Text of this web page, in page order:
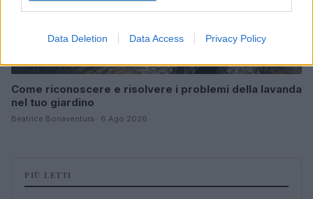
Data Deletion Data Access Privacy Policy
Come riconoscere e risolvere i problemi della lavanda
nel tuo giardino
Beatrice Bonaventura · 6 Ago 2026
PIÙ LETTI